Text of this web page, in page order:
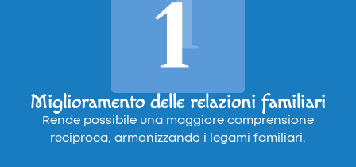
Miglioramento delle relazioni familiari
Rende possibile una maggiore comprensione
reciproca, armonizzando i legami familiari.